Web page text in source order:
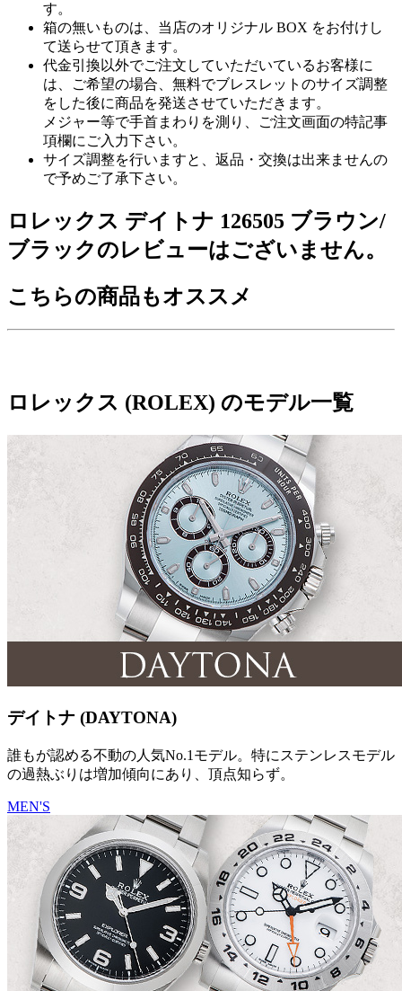
す。
箱の無いものは、当店のオリジナル BOX をお付けし
て送らせて頂きます。
代金引換以外でご注文していただいているお客様に
は、ご希望の場合、無料でブレスレットのサイズ調整
をした後に商品を発送させていただきます。
メジャー等で手首まわりを測り、ご注文画面の特記事
項欄にご入力下さい。
サイズ調整を行いますと、返品・交換は出来ませんの
で予めご了承下さい。
ロレックス デイトナ 126505 ブラウン/
ブラックのレビューはございません。
こちらの商品もオススメ
ロレックス (ROLEX) のモデル一覧
デイトナ (DAYTONA)
誰もが認める不動の人気No.1モデル。特にステンレスモデル
の過熱ぶりは増加傾向にあり、頂点知らず。
MEN'S